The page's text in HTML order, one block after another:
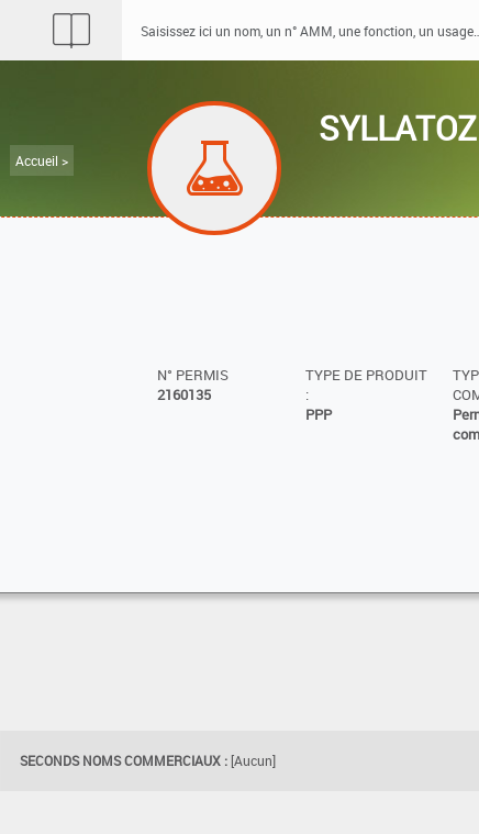
Accueil >
SYLLATOZ
N° PERMIS
2160135
TYPE DE PRODUIT
:
PPP
SECONDS NOMS COMMERCIAUX : [Aucun]